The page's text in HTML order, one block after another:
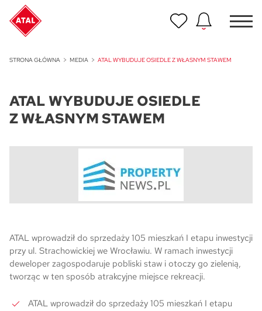
STRONA GŁÓWNA MEDIA ATAL WYBUDUJE OSIEDLE Z WŁASNYM STAWEM
ATAL WYBUDUJE OSIEDLE
Z WŁASNYM STAWEM
ATAL wprowadził do sprzedaży 105 mieszkań I etapu inwestycji
przy ul. Strachowickiej we Wrocławiu. W ramach inwestycji
deweloper zagospodaruje pobliski staw i otoczy go zielenią,
tworząc w ten sposób atrakcyjne miejsce rekreacji.
ATAL wprowadził do sprzedaży 105 mieszkań I etapu
ATAL Unii Lubelskiej w Poznaniu
Nowość
ATAL Ville przy Białej
Program Poleceń ATAL
Polecaj i zyskaj nawet 5 000 zł
NOWOŚĆ
ATAL Floriana w Szczecinie
NOWOŚĆ
ATAL Ruczaj w Krakowie